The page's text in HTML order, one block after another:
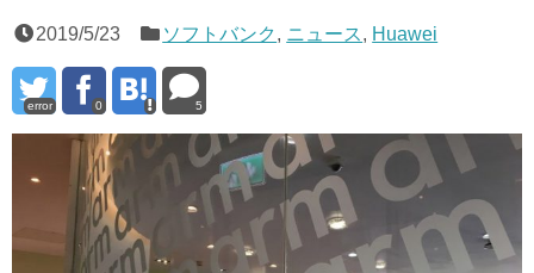
2019/5/23 ソフトバンク , ニュース, Huawei
error 0 5